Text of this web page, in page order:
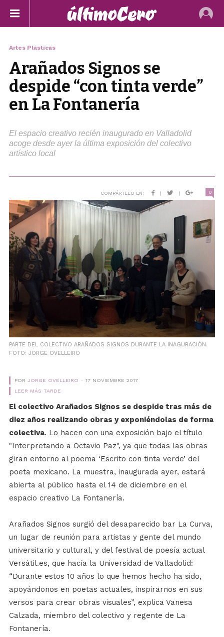
Artes Plásticas
Arañados Signos se
despide “con tinta verde”
en La Fontanería
El espacio creativo recién inaugurado en Valladolid
acoge desde ayer la última exposición del colectivo
artístico local
COMPÁRTELO EN: | | 0
PARTE DEL COLECTIVO ARAÑADOS SIGNOS DURANTE LA INAGURACIÓN.
FOTO: JORGE OVELLEIRO
POR JORGE OVELLEIRO
17 NOVIEMBRE 2017
LEER MÁS TARDE
El colectivo Arañados Signos se despide tras más de
diez años realizando obras y exponiéndolas de forma
colectiva. Lo hacen con una exposición bajo el título
"Interpretando a Octavio Paz", ya que todas las obras
giran entorno al poema ‘Escrito con tinta verde’ del
poeta mexicano. La muestra, inaugurada ayer, estará
abierta al público hasta el 14 de diciembre en el
espacio creativo La Fontanería.
Arañados Signos surgió del desaparecido bar La Curva,
un lugar de reunión para artistas y gente del mundo
universitario y cultural, y del festival de poesía actual
Versátil.es, que hacía la Universidad de Valladolid:
“Durante estos 10 años lo que hemos hecho ha sido,
apoyándonos en poetas actuales, inspirarnos en sus
versos para crear obras visuales”, explica Vanesa
Calzada, miembro del colectivo y regente de La
Fontanería.